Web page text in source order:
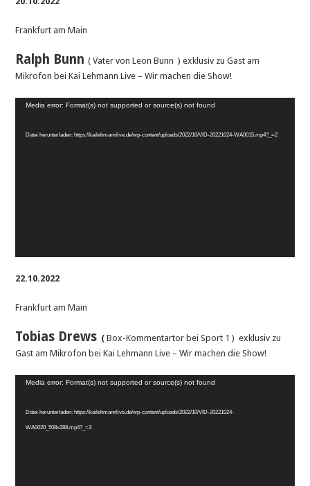
Frankfurt am Main
Ralph Bunn ( Vater von Leon Bunn ) exklusiv zu Gast am
Mikrofon bei Kai Lehmann Live – Wir machen die Show!
Video-
Media error: Format(s) not supported or source(s) not found
Datei herunterladen: https://kailehmannlive.de/wp-content/uploads/2022/10/VID-20221024-WA0015.mp4?_=2
22.10.2022
Frankfurt am Main
Tobias Drews ( Box-Kommentartor bei Sport 1 ) exklusiv zu
Gast am Mikrofon bei Kai Lehmann Live – Wir machen die Show!
Video-
Media error: Format(s) not supported or source(s) not found
Datei herunterladen: https://kailehmannlive.de/wp-content/uploads/2022/10/VID-20221024-
WA0020_508x288.mp4?_=3